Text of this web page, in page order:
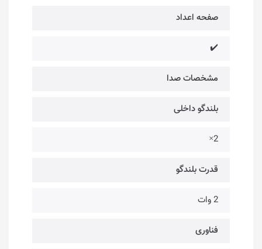
صفحه اعداد
✔️
مشخصات صدا
بلندگو داخلی
2×
قدرت بلندگو
2 وات
فناوری‌